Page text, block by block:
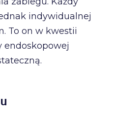
indywidualnej
To on w kwestii
endoskopowej